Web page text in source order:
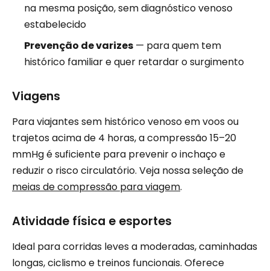
na mesma posição, sem diagnóstico venoso
estabelecido
Prevenção de varizes — para quem tem
histórico familiar e quer retardar o surgimento
Viagens
Para viajantes sem histórico venoso em voos ou
trajetos acima de 4 horas, a compressão 15–20
mmHg é suficiente para prevenir o inchaço e
reduzir o risco circulatório. Veja nossa seleção de
meias de compressão para viagem.
Atividade física e esportes
Ideal para corridas leves a moderadas, caminhadas
longas, ciclismo e treinos funcionais. Oferece